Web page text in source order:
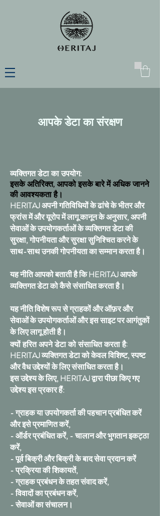
आपके डेटा का संरक्षण
व्यक्तिगत डेटा का उपयोग:
इसके अतिरिक्त, आपको इसके बारे में अधिक जानने
की आवश्यकता है।
HERITAJ अपनी गतिविधियों के ढांचे के भीतर और
फ्रांस में और यूरोप में लागू कानून के अनुसार, अपनी
सेवाओं के उपयोगकर्ताओं के व्यक्तिगत डेटा की
सुरक्षा, गोपनीयता और सुरक्षा सुनिश्चित करने के
साथ-साथ उनकी गोपनीयता का सम्मान करता है।
यह नीति आपको बताती है कि HERITAJ आपके
व्यक्तिगत डेटा को कैसे संसाधित करता है।
यह नीति विशेष रूप से ग्राहकों और ऑफ़र और
सेवाओं के उपयोगकर्ताओं और इस साइट पर आगंतुकों
के लिए लागू होती है।
क्यों हरित अपने डेटा को संसाधित करता है:
HERITAJ व्यक्तिगत डेटा को केवल विशिष्ट, स्पष्ट
और वैध उद्देश्यों के लिए संसाधित करता है।
इस उद्देश्य के लिए, HERITAJ द्वारा पीछा किए गए
उद्देश्य इस प्रकार हैं:
- ग्राहक या उपयोगकर्ता की पहचान प्रबंधित करें
और इसे प्रमाणित करें,
- ऑर्डर प्रबंधित करें, - चालान और भुगतान इकट्ठा
करें,
- पूर्व बिक्री और बिक्री के बाद सेवा प्रदान करें
- प्रक्रिया की शिकायतें,
- ग्राहक प्रबंधन के तहत संवाद करें,
- विवादों का प्रबंधन करें,
- सेवाओं का संचालन।